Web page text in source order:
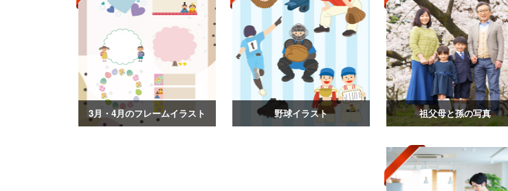
3月・4月のフレームイラスト 野球イラスト 祖父母と孫の写真